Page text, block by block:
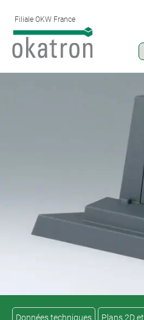
Filiale OKW France
Données techniques Plans 2D